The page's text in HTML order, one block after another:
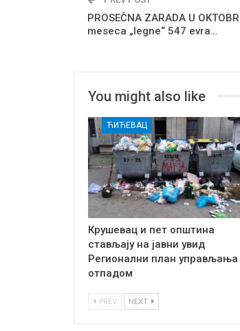
PROSEČNA ZARADA U
meseca „legne“ 547 evra…
You might also like
ЋИЋЕВАЦ
Крушевац и пет општина
стављају на јавни увид
Регионални план управљања
отпадом
PREV NEXT